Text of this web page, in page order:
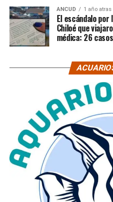
ANCUD 1 año atras
El escándalo
Chiloé que
médica: 26